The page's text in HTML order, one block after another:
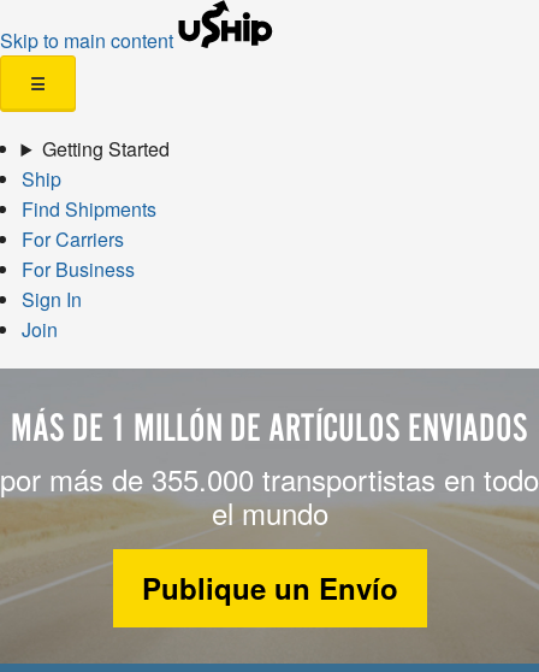
Skip to main content
☰
Getting Started
Ship
Find Shipments
For Carriers
For Business
Sign In
Join
MÁS DE 1 MILLÓN DE ARTÍCULOS ENVIADOS
por más de 355.000 transportistas en todo
el mundo
Publique un Envío